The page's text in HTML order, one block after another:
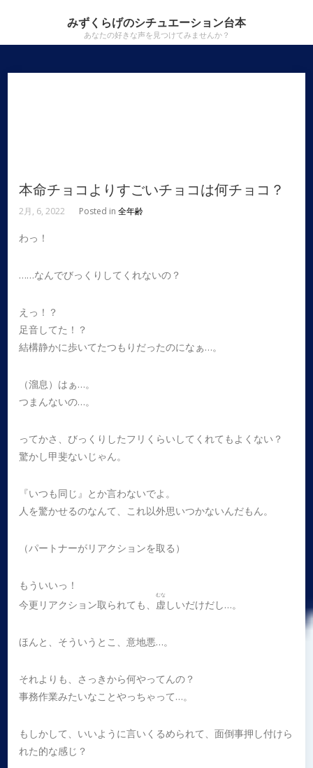
みずくらげのシチュエーション台本
あなたの好きな声を見つけてみませんか？
本命チョコよりすごいチョコは何チョコ？
2月, 6, 2022 Posted in全年齢
わっ！
……なんでびっくりしてくれないの？
えっ！？
足音してた！？
結構静かに歩いてたつもりだったのになぁ…。
（溜息）はぁ…。
つまんないの…。
ってかさ、びっくりしたフリくらいしてくれてもよくない？
驚かし甲斐ないじゃん。
『いつも同じ』とか言わないでよ。
人を驚かせるのなんて、これ以外思いつかないんだもん。
（パートナーがリアクションを取る）
もういいっ！
今更リアクション取られても、 虚
むな
しいだけだし…。
ほんと、そういうとこ、意地悪…。
それよりも、さっきから何やってんの？
事務作業みたいなことやっちゃって…。
もしかして、いいように言いくるめられて、面倒事押し付けら
れた的な感じ？